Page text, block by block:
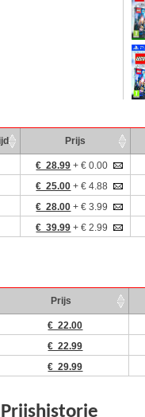
Prijs
€ 28.99 + € 0.00
€ 25.00 + € 4.88
€ 28.00 + € 3.99
€ 39.99 + € 2.99
Prijs
€ 22.00
€ 22.99
€ 29.99